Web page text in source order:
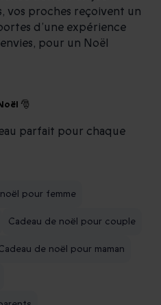
vos proches reçoivent un
d’une expérience
pour un Noël
🎅
parfait pour chaque
pour femme
Cadeau de noël pour couple
de noël pour maman